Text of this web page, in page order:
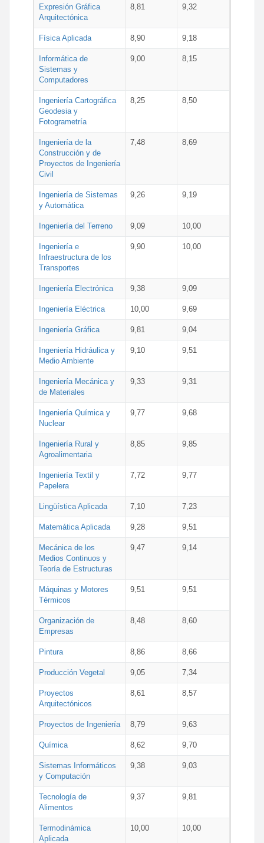
Expresión Gráfica
Arquitectónica
8,81 9,32
Física Aplicada 8,90 9,18
Informática de
Sistemas y
Computadores
9,00 8,15
Ingeniería Cartográfica
Geodesia y
Fotogrametría
8,25 8,50
Ingeniería de la
Construcción y de
Proyectos de Ingeniería
Civil
7,48 8,69
Ingeniería de Sistemas
y Automática
9,26 9,19
Ingeniería del Terreno 9,09 10,00
Ingeniería e
Infraestructura de los
Transportes
9,90 10,00
Ingeniería Electrónica 9,38 9,09
Ingeniería Eléctrica 10,00 9,69
Ingeniería Gráfica 9,81 9,04
Ingeniería Hidráulica y
Medio Ambiente
9,10 9,51
Ingeniería Mecánica y
de Materiales
9,33 9,31
Ingeniería Química y
Nuclear
9,77 9,68
Ingeniería Rural y
Agroalimentaria
8,85 9,85
Ingeniería Textil y
Papelera
7,72 9,77
Lingüística Aplicada 7,10 7,23
Matemática Aplicada 9,28 9,51
Mecánica de los
Medios Continuos y
Teoría de Estructuras
9,47 9,14
Máquinas y Motores
Térmicos
9,51 9,51
Organización de
Empresas
8,48 8,60
Pintura 8,86 8,66
Producción Vegetal 9,05 7,34
Proyectos
Arquitectónicos
8,61 8,57
Proyectos de Ingeniería 8,79 9,63
Química 8,62 9,70
Sistemas Informáticos
y Computación
9,38 9,03
Tecnología de
Alimentos
9,37 9,81
Termodinámica
Aplicada
10,00 10,00